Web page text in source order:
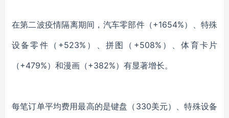
在第二波疫情隔离期间，汽车零部件（+1654%）、特殊
设备零件（+523%）、拼图（+508%）、体育卡片
（+479%）和漫画（+382%）有显著增长。
每笔订单平均费用最高的是键盘（330美元）、特殊设备